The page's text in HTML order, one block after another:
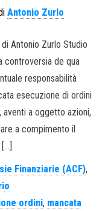
Antonio Zurlo
Antonio Zurlo Studio
controversia de qua
responsabilità
esecuzione di ordini
a oggetto azioni,
a compimento il
Finanziarie (ACF),
ordini, mancata